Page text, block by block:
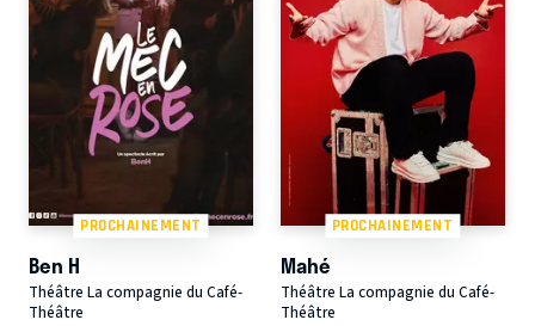
PROCHAINEMENT
Ben H
Théâtre La compagnie du Café-
Théâtre
PROCHAINEMENT
Mahé
Théâtre La compagnie du Café-
Théâtre